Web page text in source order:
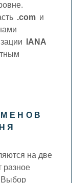
.com и
IANA
на две
разное
Выбор